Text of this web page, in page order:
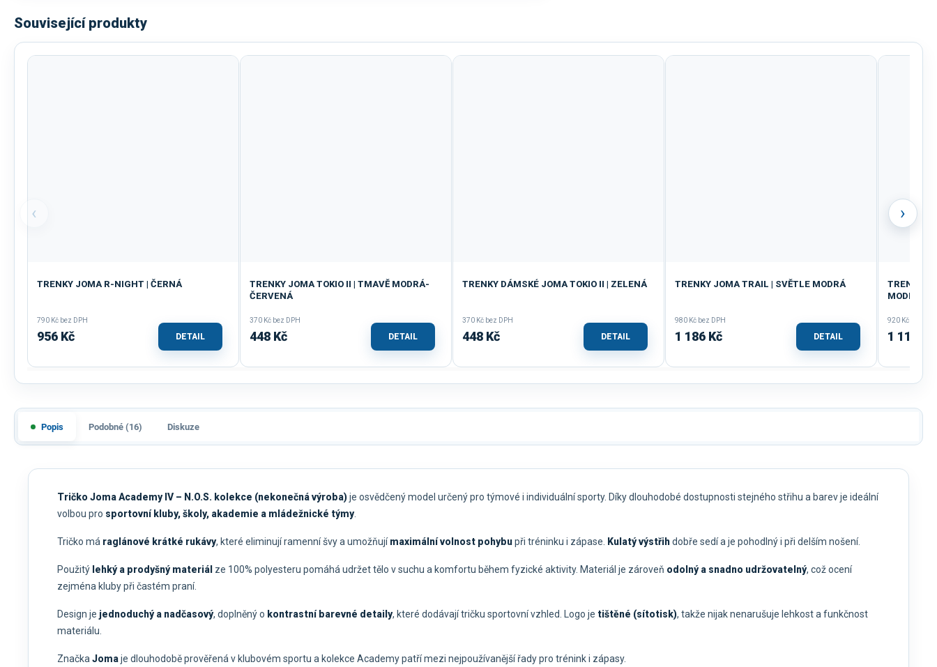
Související produkty
‹
TRENKY JOMA R-NIGHT | ČERNÁ
790 Kč bez DPH
956 Kč DETAIL
TRENKY JOMA TOKIO II | TMAVĚ MODRÁ-
ČERVENÁ
370 Kč bez DPH
448 Kč DETAIL
TRENKY DÁMSKÉ JOMA TOKIO II | ZELENÁ
370 Kč bez DPH
448 Kč DETAIL
TRENKY JOMA TRAIL | SVĚTLE MODRÁ
980 Kč bez DPH
1 186 Kč DETAIL
TRENKY
MODRÁ-
920 Kč bez
1 113 Kč
›
Popis Podobné (16) Diskuze
Tričko Joma Academy IV – N.O.S. kolekce (nekonečná výroba)je osvědčený model určený pro týmové i individuální sporty. Díky dlouhodobé dostupnosti stejného střihu a barev je ideální
volbou pro sportovní kluby, školy, akademie a mládežnické týmy.
Tričko má raglánové krátké rukávy, které eliminují ramenní švy a umožňujímaximální volnost pohybupři tréninku i zápase. Kulatý výstřihdobře sedí a je pohodlný i při delším nošení.
Použitý lehký a prodyšný materiál ze 100% polyesteru pomáhá udržet tělo v suchu a komfortu během fyzické aktivity. Materiál je zároveň odolný a snadno udržovatelný, což ocení
zejména kluby při častém praní.
Design je jednoduchý a nadčasový, doplněný o kontrastní barevné detaily, které dodávají tričku sportovní vzhled. Logo je tištěné (sítotisk), takže nijak nenarušuje lehkost a funkčnost
materiálu.
ZnačkaJomaje dlouhodobě prověřená v klubovém sportu a kolekce Academy patří mezi nejpoužívanější řady pro trénink i zápasy.